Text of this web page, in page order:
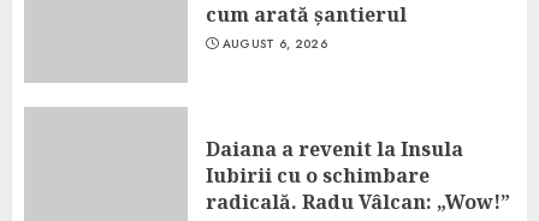
cum arată șantierul
AUGUST 6, 2026
Daiana a revenit la Insula
Iubirii cu o schimbare
radicală. Radu Vâlcan: „Wow!”